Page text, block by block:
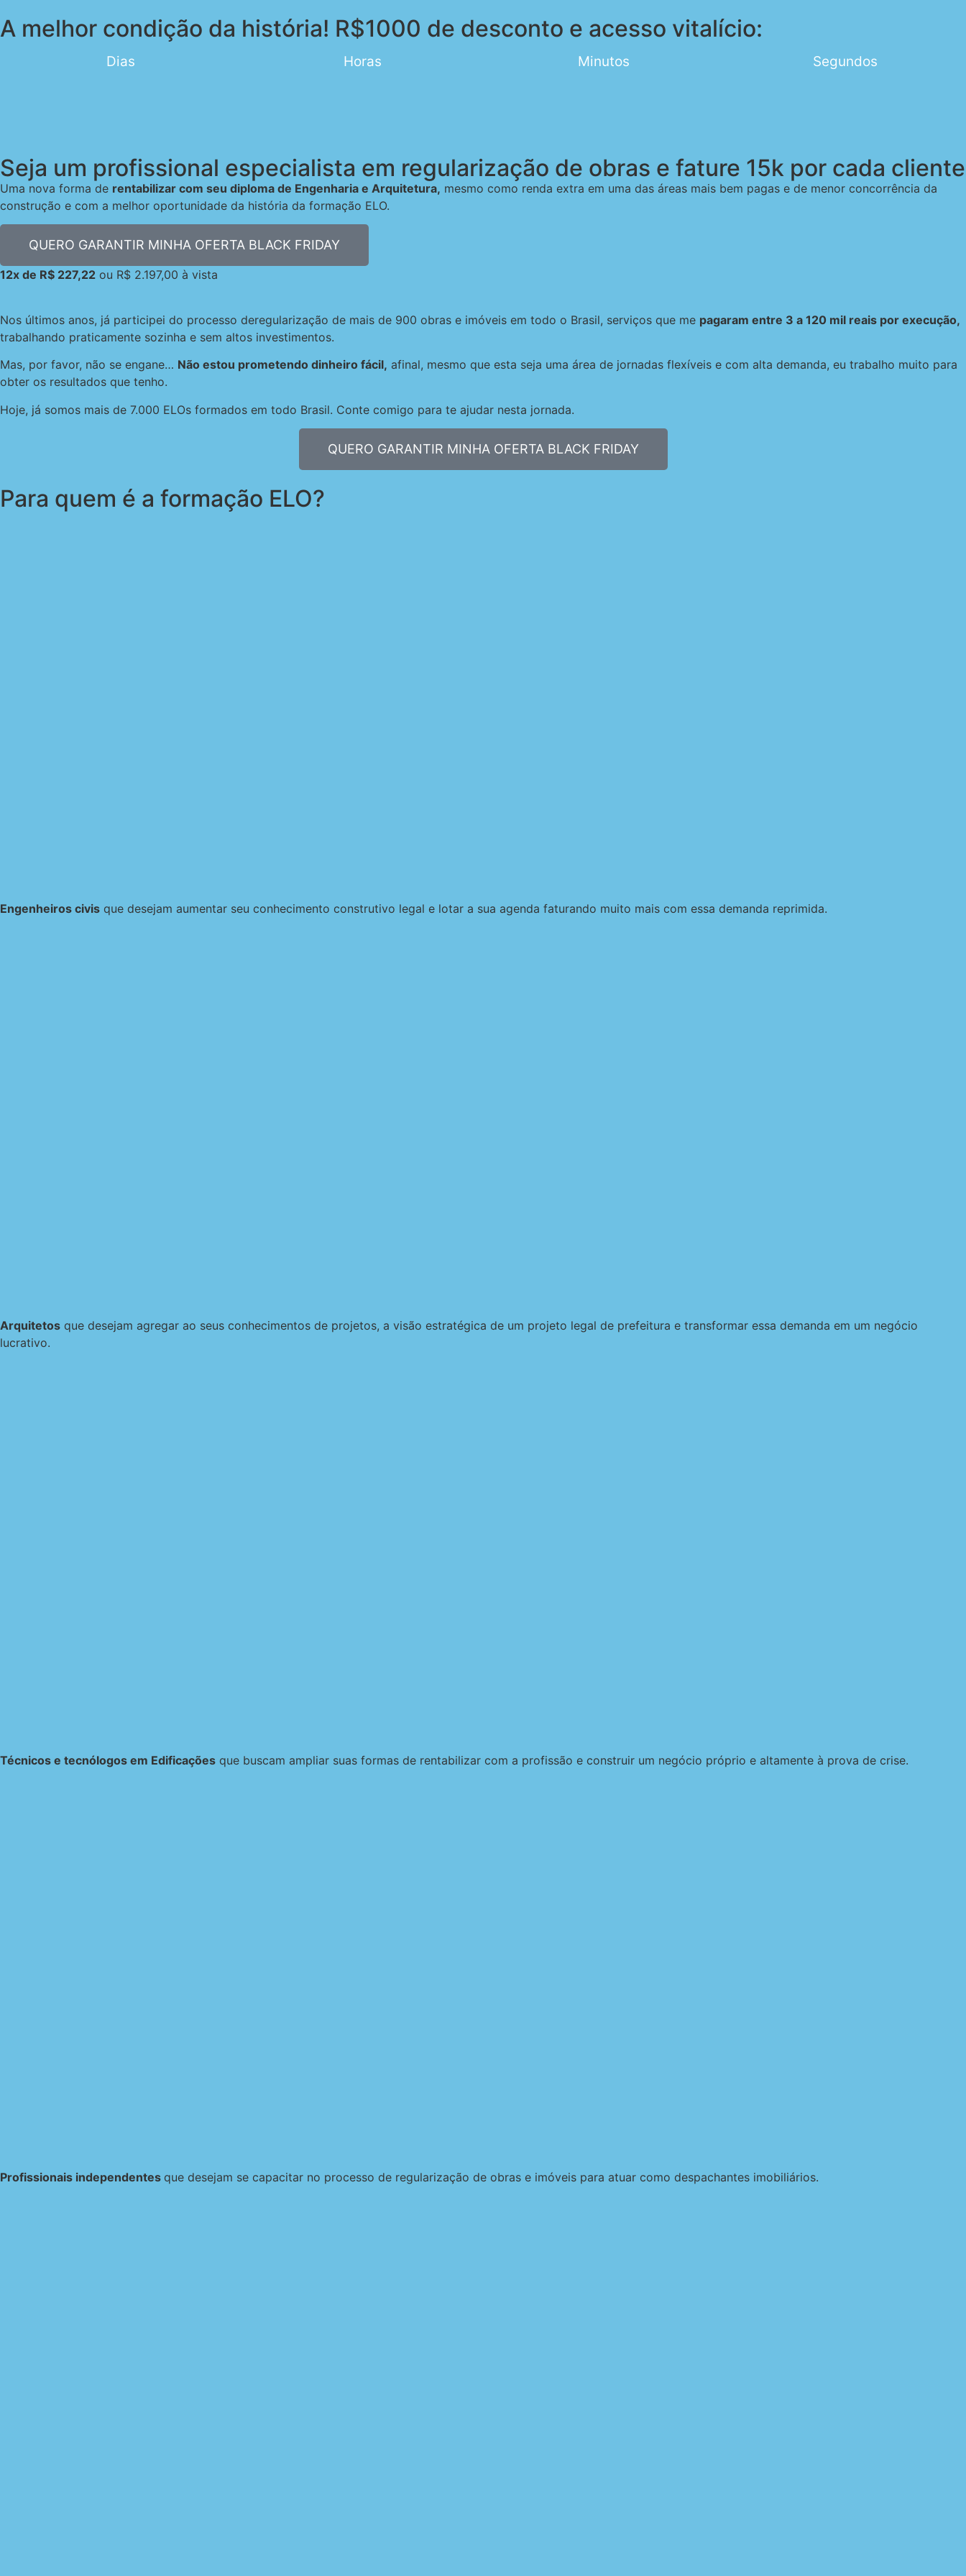
A melhor condição da história! R$1000 de desconto e acesso vitalício:
Dias Horas Minutos Segundos
Seja um profissional especialista em regularização de obras e fature 15k por cada cliente
Uma nova forma de rentabilizar com seu diploma de Engenharia e Arquitetura, mesmo como renda extra em uma das áreas mais bem pagas e de menor concorrência da
construção e com a melhor oportunidade da história da formação ELO.
QUERO GARANTIR MINHA OFERTA BLACK FRIDAY
12x de R$ 227,22 ou R$ 2.197,00 à vista
Nos últimos anos, já participei do processo deregularização de mais de 900 obras e imóveis em todo o Brasil, serviços que me pagaram entre 3 a 120 mil reais por execução,
trabalhando praticamente sozinha e sem altos investimentos.
Mas, por favor, não se engane… Não estou prometendo dinheiro fácil, afinal, mesmo que esta seja uma área de jornadas flexíveis e com alta demanda, eu trabalho muito para
obter os resultados que tenho.
Hoje, já somos mais de 7.000 ELOs formados em todo Brasil. Conte comigo para te ajudar nesta jornada.
QUERO GARANTIR MINHA OFERTA BLACK FRIDAY
Para quem é a formação ELO?
Engenheiros civis que desejam aumentar seu conhecimento construtivo legal e lotar a sua agenda faturando muito mais com essa demanda reprimida.
Arquitetos que desejam agregar ao seus conhecimentos de projetos, a visão estratégica de um projeto legal de prefeitura e transformar essa demanda em um negócio
lucrativo.
Técnicos e tecnólogos em Edificações que buscam ampliar suas formas de rentabilizar com a profissão e construir um negócio próprio e altamente à prova de crise.
Profissionais independentes que desejam se capacitar no processo de regularização de obras e imóveis para atuar como despachantes imobiliários.